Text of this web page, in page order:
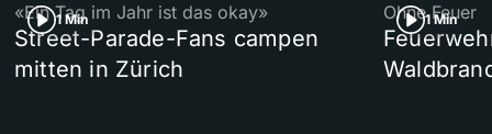
1 Min
«Ein Tag im Jahr ist das okay»
Street-Parade-Fans campen
mitten in Zürich
1 Min
Ohne Feuer